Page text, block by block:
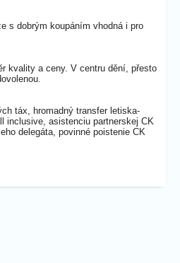
s dobrým koupáním vhodná i pro
kvality a ceny. V centru dění, přesto
táx, hromadný transfer letiska-
inclusive, asistenciu partnerskej CK
delegáta, povinné poistenie CK